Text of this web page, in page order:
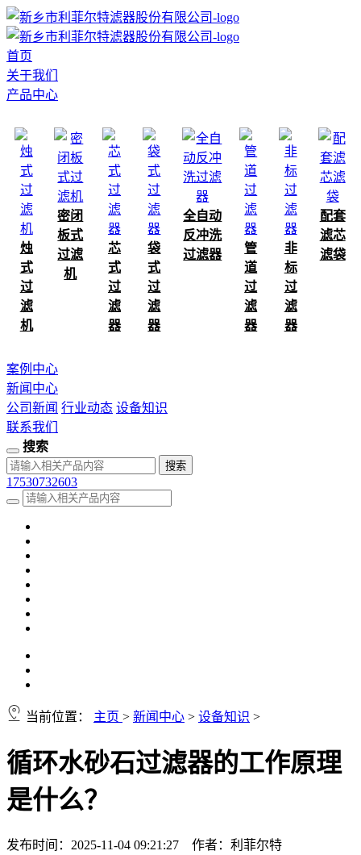
首页
关于我们
产品中心
烛
式
过
滤
机
密闭
板式
过滤
机
芯
式
过
滤
器
袋
式
过
滤
器
全自动
反冲洗
过滤器
管
道
过
滤
器
非
标
过
滤
器
配套
滤芯
滤袋
案例中心
新闻中心
公司新闻 行业动态 设备知识
联系我们
搜索
17530732603
当前位置： 主页 > 新闻中心 > 设备知识 >
循环水砂石过滤器的工作原理
是什么？
发布时间：2025-11-04 09:21:27 作者：利菲尔特